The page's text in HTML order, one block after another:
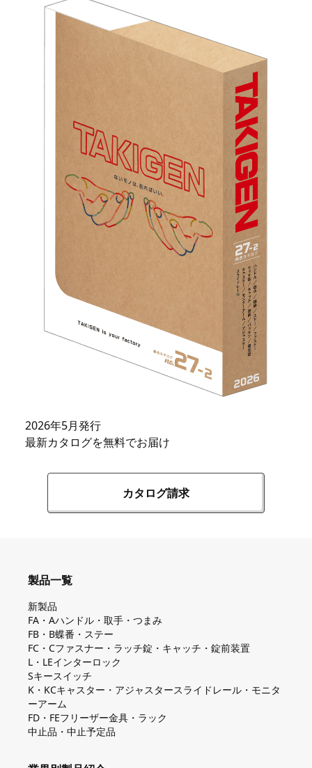
2026年5月発行
最新カタログを無料でお届け
カタログ請求
製品一覧
新製品
FA・Aハンドル・取手・つまみ
FB・B蝶番・ステー
FC・Cファスナー・ラッチ錠・キャッチ・錠前装置
L・LEインターロック
Sキースイッチ
K・KCキャスター・アジャスタースライドレール・モニタ
ーアーム
FD・FEフリーザー金具・ラック
中止品・中止予定品